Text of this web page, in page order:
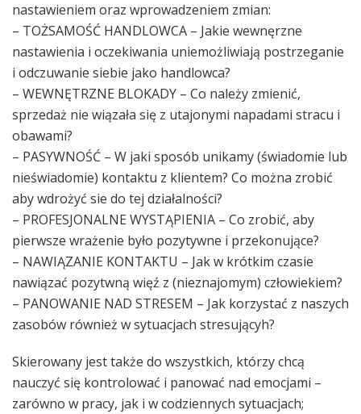
nastawieniem oraz wprowadzeniem zmian:
– TOŻSAMOŚĆ HANDLOWCA – Jakie wewnęrzne
nastawienia i oczekiwania uniemożliwiają postrzeganie
i odczuwanie siebie jako handlowca?
– WEWNĘTRZNE BLOKADY – Co należy zmienić,
sprzedaż nie wiązała się z utajonymi napadami stracu i
obawami?
– PASYWNOŚĆ – W jaki sposób unikamy (świadomie lub
nieświadomie) kontaktu z klientem? Co można zrobić
aby wdrożyć sie do tej działalności?
– PROFESJONALNE WYSTĄPIENIA – Co zrobić, aby
pierwsze wrażenie było pozytywne i przekonujące?
– NAWIĄZANIE KONTAKTU – Jak w krótkim czasie
nawiązać pozytwną więź z (nieznajomym) człowiekiem?
– PANOWANIE NAD STRESEM – Jak korzystać z naszych
zasobów również w sytuacjach stresującyh?
Skierowany jest także do wszystkich, którzy chcą
nauczyć się kontrolować i panować nad emocjami –
zarówno w pracy, jak i w codziennych sytuacjach;